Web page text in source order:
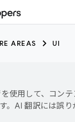
AREAS UI
使用して、コン
。AI 翻訳には誤